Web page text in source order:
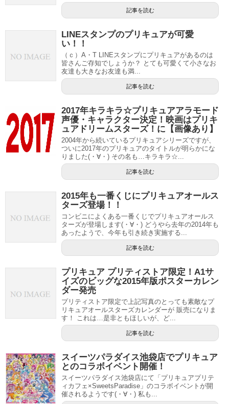
記事を読む
LINEスタンプのプリキュアが可愛
い！！
（ｃ）A・T LINEスタンプにプリキュアがあるのは
皆さんご存知でしょうか？ とても可愛くて小さなお
友達も大きなお友達も満...
記事を読む
2017年キラキラ☆プリキュアアラモード
声優・キャラクター決定！映画はプリキ
ュアドリームスターズ！に【画像あり】
2004年から続いているプリキュアシリーズですが、
ついに2017年のプリキュアのタイトルが明らかにな
りました(・∀・) その名も…キラキラ☆...
記事を読む
2015年も一番くじにプリキュアオールス
ターズ登場！！
コンビニによくある一番くじでプリキュアオールス
ターズが登場します(・∀・) どうやら去年の2014年も
あったようで、今年も引き続き実施する...
記事を読む
プリキュア プリティストア限定！A1サ
イズのビッグな2015年版ポスターカレン
ダー発売
プリティストア限定で上記写真のとっても素敵なプ
リキュアオールスターズカレンダーが 販売になりま
す！ これは…是非ともほしいが、ど...
記事を読む
スイーツパラダイス池袋店でプリキュア
とのコラボイベント開催！
スイーツパラダイス池袋店にて「プリキュアプリテ
ィカフェ×SweetsParadise」のコラボイベントが開
催されるようです(・∀・) 私も...